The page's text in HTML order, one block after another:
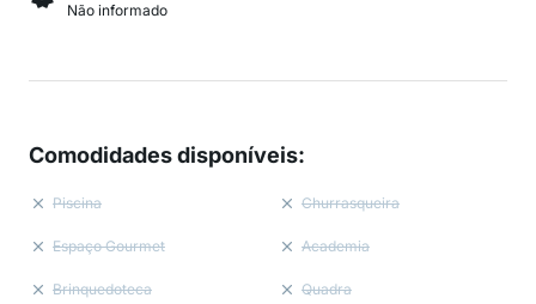
Não informado
Comodidades disponíveis:
Piscina Churrasqueira
Espaço Gourmet Academia
Brinquedoteca Quadra